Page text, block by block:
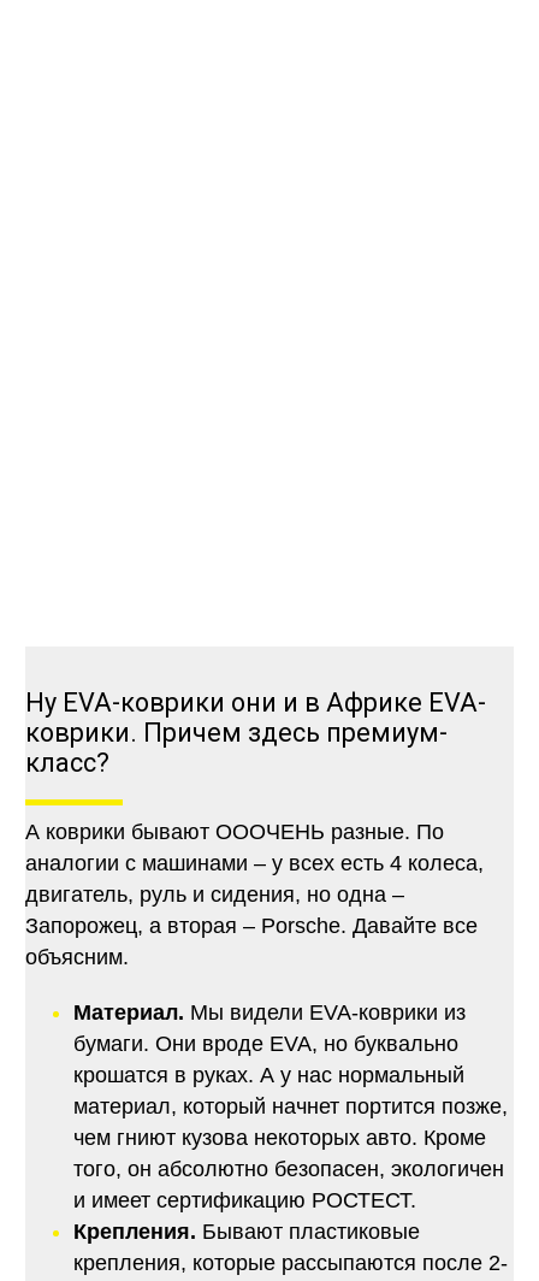
Ну EVA-коврики они и в Африке EVA-
коврики. Причем здесь премиум-
класс?
А коврики бывают ОООЧЕНЬ разные. По
аналогии с машинами – у всех есть 4 колеса,
двигатель, руль и сидения, но одна –
Запорожец, а вторая – Porsche. Давайте все
объясним.
Материал. Мы видели EVA-коврики из
бумаги. Они вроде EVA, но буквально
крошатся в руках. А у нас нормальный
материал, который начнет портится позже,
чем гниют кузова некоторых авто. Кроме
того, он абсолютно безопасен, экологичен
и имеет сертификацию РОСТЕСТ.
Крепления. Бывают пластиковые
крепления, которые рассыпаются после 2-